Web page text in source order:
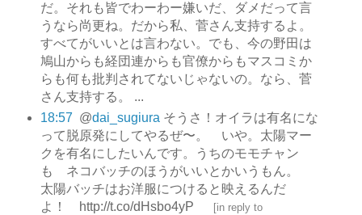
だ。それも皆でわーわー嫌いだ、ダメだって言
うなら尚更ね。だから私、菅さん支持するよ。
すべてがいいとは言わない。でも、今の野田は
鳩山からも経団連からも官僚からもマスコミか
らも何も批判されてないじゃないの。なら、菅
さん支持する。 ...
18:57 @dai_sugiura そうさ！オイラは有名にな
って脱原発にしてやるぜ〜。 いや。太陽マー
クを有名にしたいんです。うちのモモチャン
も ネコバッチのほうがいいとかいうもん。
太陽バッチはお洋服につけると映えるんだ
よ！ http://t.co/dHsbo4yP
[in reply to